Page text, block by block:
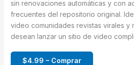
sin renovaciones automáticas y con
frecuentes del repositorio original.
video comunidades revistas virales y
desean lanzar un sitio de video
$4.99 – Comprar